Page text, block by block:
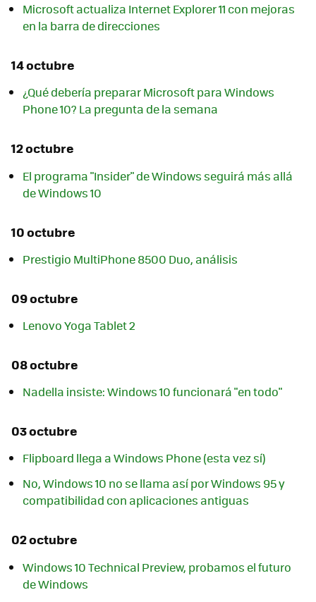
Microsoft actualiza Internet Explorer 11 con mejoras
en la barra de direcciones
14 octubre
¿Qué debería preparar Microsoft para Windows
Phone 10? La pregunta de la semana
12 octubre
El programa "Insider" de Windows seguirá más allá
de Windows 10
10 octubre
Prestigio MultiPhone 8500 Duo, análisis
09 octubre
Lenovo Yoga Tablet 2
08 octubre
Nadella insiste: Windows 10 funcionará "en todo"
03 octubre
Flipboard llega a Windows Phone (esta vez sí)
No, Windows 10 no se llama así por Windows 95 y
compatibilidad con aplicaciones antiguas
02 octubre
Windows 10 Technical Preview, probamos el futuro
de Windows